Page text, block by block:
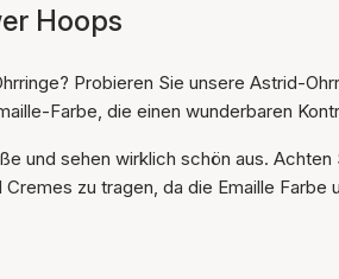
Hoops
Probieren Sie unsere Astrid-
Farbe, die einen wunderbaren
und sehen wirklich schön aus.
zu tragen, da die Emaille Farbe